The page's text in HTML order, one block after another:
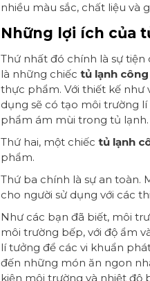
nhiều màu sắc, chất liệu và
Những lợi ích của
Thứ nhất đó chính là sự
là những chiếc tủ lạnh
thực phẩm. Với thiết kế như
dụng sẽ có tạo môi trường
phẩm ám mùi trong tủ lạnh.
Thứ hai, một chiếc tủ lạnh
phẩm.
Thứ ba chính là sự an toàn.
cho người sử dụng với các
Như các bạn đã biết, môi
môi trường bếp, với độ ẩm
lí tưởng để các vi khuẩn
đến những món ăn ngon
kiện môi trường và nhiệt độ